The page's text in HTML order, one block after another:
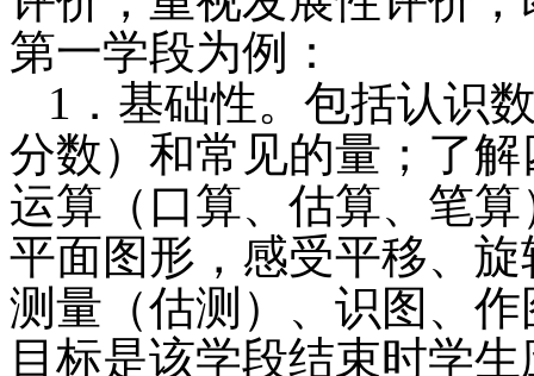
第一学段为例：
1．基础性。包括认识
分数）和常见的量；了
运算（口算、估算、笔
平面图形，感受平移、
测量（估测）、识图、
目标是该学段结束时学